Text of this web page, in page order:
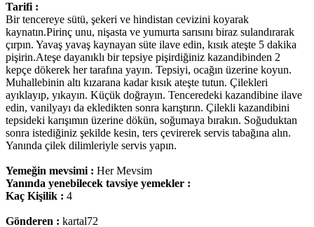
Tarifi :
Bir tencereye sütü, şekeri ve hindistan cevizini koyarak
kaynatın.Pirinç unu, nişasta ve yumurta sarısını biraz sulandırarak
çırpın. Yavaş yavaş kaynayan süte ilave edin, kısık ateşte 5 dakika
pişirin.Ateşe dayanıklı bir tepsiye pişirdiğiniz kazandibinden 2
kepçe dökerek her tarafına yayın. Tepsiyi, ocağın üzerine koyun.
Muhallebinin altı kızarana kadar kısık ateşte tutun. Çilekleri
ayıklayıp, yıkayın. Küçük doğrayın. Tenceredeki kazandibine ilave
edin, vanilyayı da ekledikten sonra karıştırın. Çilekli kazandibini
tepsideki karışımın üzerine dökün, soğumaya bırakın. Soğuduktan
sonra istediğiniz şekilde kesin, ters çevirerek servis tabağına alın.
Yanında çilek dilimleriyle servis yapın.
Yemeğin mevsimi : Her Mevsim
Yanında yenebilecek tavsiye yemekler :
Kaç Kişilik : 4
Gönderen : kartal72